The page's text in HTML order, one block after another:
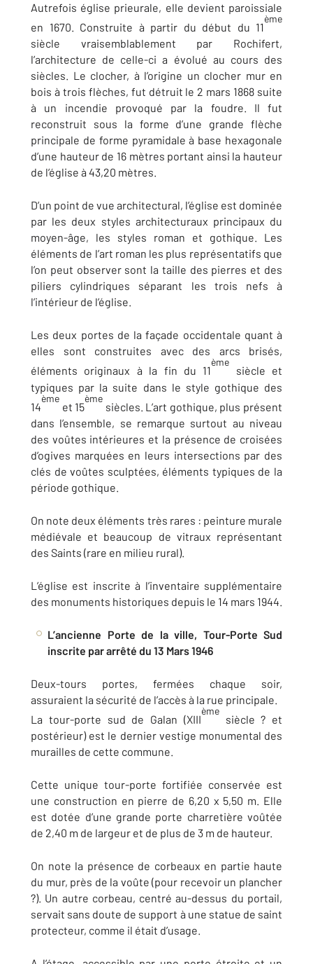
Autrefois église prieurale, elle devient paroissiale
en 1670. Construite à partir du début du 11
ème
siècle vraisemblablement par Rochifert,
l’architecture de celle-ci a évolué au cours des
siècles. Le clocher, à l’origine un clocher mur en
bois à trois flèches, fut détruit le 2 mars 1868 suite
à un incendie provoqué par la foudre. Il fut
reconstruit sous la forme d’une grande flèche
principale de forme pyramidale à base hexagonale
d’une hauteur de 16 mètres portant ainsi la hauteur
de l’église à 43,20 mètres.
D’un point de vue architectural, l’église est dominée
par les deux styles architecturaux principaux du
moyen-âge, les styles roman et gothique. Les
éléments de l’art roman les plus représentatifs que
l’on peut observer sont la taille des pierres et des
piliers cylindriques séparant les trois nefs à
l’intérieur de l’église.
Les deux portes de la façade occidentale quant à
elles sont construites avec des arcs brisés,
éléments originaux à la fin du 11
ème
siècle et
typiques par la suite dans le style gothique des
14
ème
et 15
ème
siècles. L’art gothique, plus présent
dans l’ensemble, se remarque surtout au niveau
des voûtes intérieures et la présence de croisées
d’ogives marquées en leurs intersections par des
clés de voûtes sculptées, éléments typiques de la
période gothique.
On note deux éléments très rares : peinture murale
médiévale et beaucoup de vitraux représentant
des Saints (rare en milieu rural).
L’église est inscrite à l’inventaire supplémentaire
des monuments historiques depuis le 14 mars 1944.
L’ancienne Porte de la ville, Tour-Porte Sud
inscrite par arrêté du 13 Mars 1946
Deux-tours portes, fermées chaque soir,
assuraient la sécurité de l’accès à la rue principale.
La tour-porte sud de Galan (XIII
ème
siècle ? et
postérieur) est le dernier vestige monumental des
murailles de cette commune.
Cette unique tour-porte fortifiée conservée est
une construction en pierre de 6,20 x 5,50 m. Elle
est dotée d’une grande porte charretière voûtée
de 2,40 m de largeur et de plus de 3 m de hauteur.
On note la présence de corbeaux en partie haute
du mur, près de la voûte (pour recevoir un plancher
?). Un autre corbeau, centré au-dessus du portail,
servait sans doute de support à une statue de saint
protecteur, comme il était d’usage.